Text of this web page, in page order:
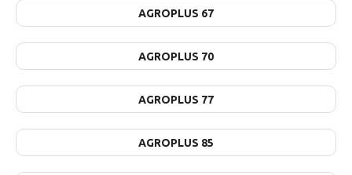
AGROPLUS 67
AGROPLUS 70
AGROPLUS 77
AGROPLUS 85